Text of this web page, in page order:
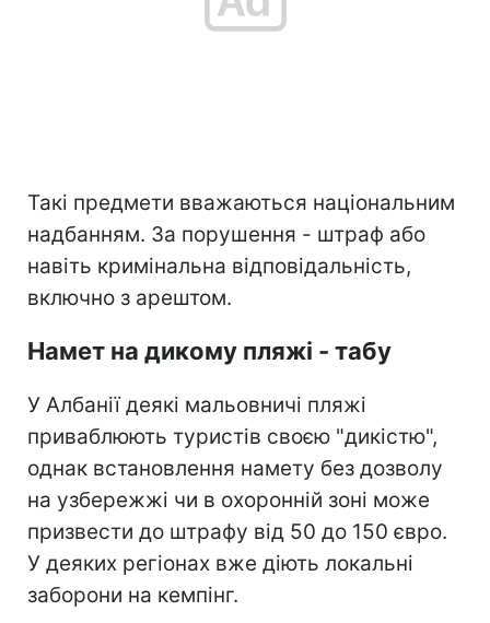
Такі предмети вважаються національним
надбанням. За порушення - штраф або
навіть кримінальна відповідальність,
включно з арештом.
Намет на дикому пляжі - табу
У Албанії деякі мальовничі пляжі
приваблюють туристів своєю "дикістю",
однак встановлення намету без дозволу
на узбережжі чи в охоронній зоні може
призвести до штрафу від 50 до 150 євро.
У деяких регіонах вже діють локальні
заборони на кемпінг.